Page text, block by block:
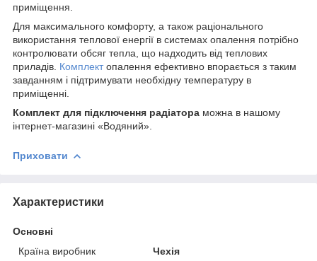
приміщення.
Для максимального комфорту, а також раціонального
використання теплової енергії в системах опалення потрібно
контролювати обсяг тепла, що надходить від теплових
приладів. Комплектопалення ефективно впорається з таким
завданням і підтримувати необхідну температуру в
приміщенні.
Комплект для підключення радіатора можна в нашому
інтернет-магазині «Водяний».
Приховати
Характеристики
Основні
Країна виробник
Чехія